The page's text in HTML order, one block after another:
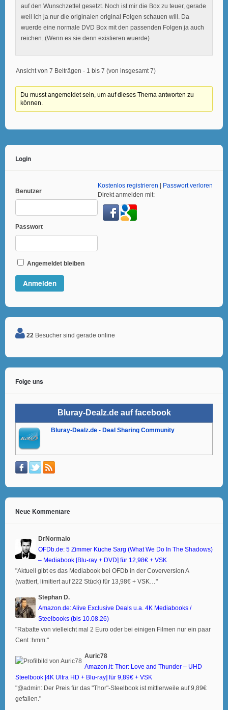
auf den Wunschzettel gesetzt. Noch ist mir die Box zu teuer, gerade
weil ich ja nur die originalen original Folgen schauen will. Da
wuerde eine normale DVD Box mit den passenden Folgen ja auch
reichen. (Wenn es sie denn existieren wuerde)
Ansicht von 7 Beiträgen - 1 bis 7 (von insgesamt 7)
Du musst angemeldet sein, um auf dieses Thema antworten zu
können.
Login
Benutzer
Passwort
Angemeldet bleiben
Kostenlos registrieren | Passwort verloren
Direkt anmelden mit:
22 Besucher sind gerade online
Folge uns
Bluray-Dealz.de auf facebook
Bluray-Dealz.de - Deal Sharing Community
Neue Kommentare
DrNormalo
OFDb.de: 5 Zimmer Küche Sarg (What We Do In The Shadows)
– Mediabook [Blu-ray + DVD] für 12,98€ + VSK
"Aktuell gibt es das Mediabook bei OFDb in der Coverversion A
(wattiert, limitiert auf 222 Stück) für 13,98€ + VSK…"
Stephan D.
Amazon.de: Alive Exclusive Deals u.a. 4K Mediabooks /
Steelbooks (bis 10.08.26)
"Rabatte von vielleicht mal 2 Euro oder bei einigen Filmen nur ein paar
Cent :hmm:"
Auric78
Amazon.it: Thor: Love and Thunder – UHD
Steelbook [4K Ultra HD + Blu-ray] für 9,89€ + VSK
"@admin: Der Preis für das "Thor"-Steelbook ist mittlerweile auf 9,89€
gefallen."